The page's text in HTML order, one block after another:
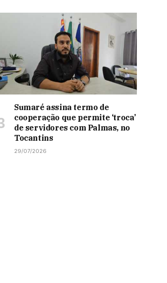
Sumaré assina termo de
cooperação que permite ‘troca’
de servidores com Palmas, no
Tocantins
29/07/2026